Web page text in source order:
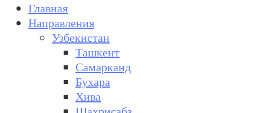
Главная
Направления
Узбекистан
Ташкент
Самарканд
Бухара
Хива